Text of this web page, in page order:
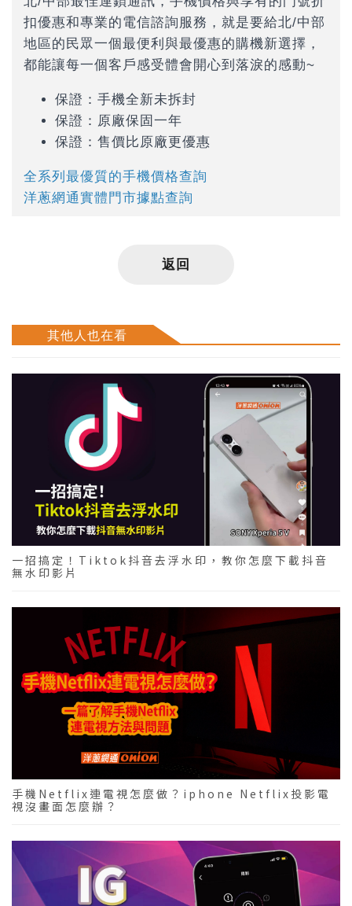
扣優惠和專業的電信諮詢服務，就是要給北/中部
地區的民眾一個最便利與最優惠的購機新選擇，
都能讓每一個客戶感受體會開心到落淚的感動~
保證：手機全新未拆封
保證：原廠保固一年
保證：售價比原廠更優惠
全系列最優質的手機價格查詢
洋蔥網通實體門市據點查詢
返回
其他人也在看
一招搞定！Tiktok抖音去浮水印，教你怎麼下載抖音
無水印影片
手機Netflix連電視怎麼做？iphone Netflix投影電
視沒畫面怎麼辦？